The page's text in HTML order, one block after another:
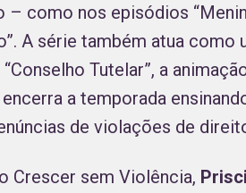
como nos episódios
A série também atua como
Tutelar”, a
a temporada
de violações de
Crescer sem Violência,